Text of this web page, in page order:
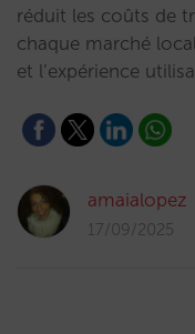
réduit les coûts de
chaque marché
et l’expérience
amaialopez
17/09/2025